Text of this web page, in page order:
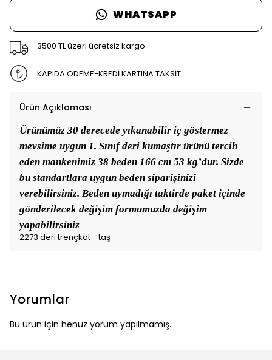
WHATSAPP
3500 TL üzeri ücretsiz kargo
KAPIDA ÖDEME-KREDİ KARTINA TAKSİT
Ürün Açıklaması
Ürünümüz 30 derecede yıkanabilir iç göstermez
mevsime uygun 1. Sınıf deri kumaştır ürünü tercih
eden mankenimiz 38 beden 166 cm 53 kg’dur. Sizde
bu standartlara uygun beden siparişinizi
verebilirsiniz. Beden uymadığı taktirde paket içinde
gönderilecek değişim formumuzda değişim
yapabilirsiniz
2273 deri trençkot - taş
Yorumlar
Bu ürün için henüz yorum yapılmamış.